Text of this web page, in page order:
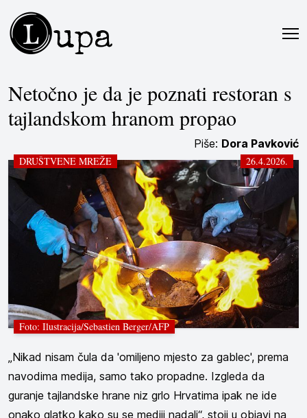
Lupa
Netočno je da je poznati restoran s
tajlandskom hranom propao
Piše: Dora Pavković
DRUŠTVENE MREŽE 26.4.2026.
Foto: Ilustracija/Sebastien Berger/AFP
„Nikad nisam čula da 'omiljeno mjesto za gablec', prema
navodima medija, samo tako propadne. Izgleda da
guranje tajlandske hrane niz grlo Hrvatima ipak ne ide
onako glatko kako su se mediji nadali“, stoji u objavi na